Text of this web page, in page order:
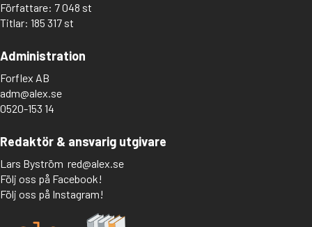
Författare: 7 048 st
Titlar: 185 317 st
Administration
Forflex AB
adm@alex.se
0520-153 14
Redaktör & ansvarig utgivare
Lars Byström red@alex.se
Följ oss på Facebook!
Följ oss på Instagram!